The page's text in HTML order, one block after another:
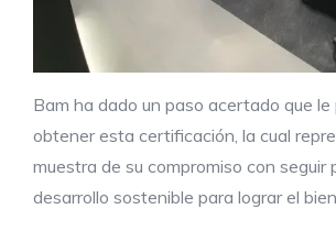
Bam ha dado un paso acertado que le
obtener esta certificación, la cual
muestra de su compromiso con seguir
desarrollo sostenible para lograr el